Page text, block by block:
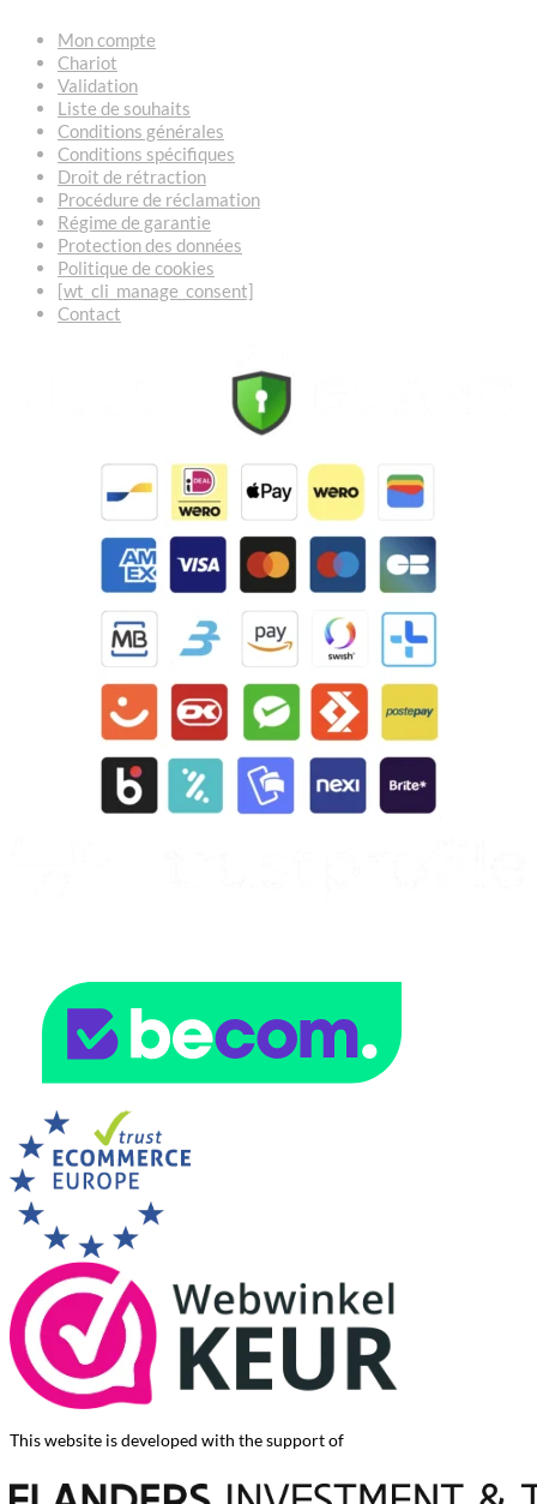
Mon compte
Chariot
Validation
Liste de souhaits
Conditions générales
Conditions spécifiques
Droit de rétraction
Procédure de réclamation
Régime de garantie
Protection des données
Politique de cookies
[wt_cli_manage_consent]
Contact
This website is developed with the support of